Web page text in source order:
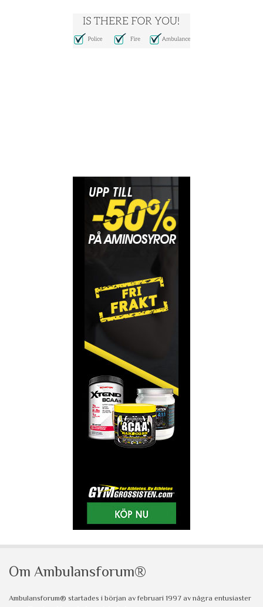
Om Ambulansforum®
Ambulansforum® startades i början av februari 1997 av några entusiaster